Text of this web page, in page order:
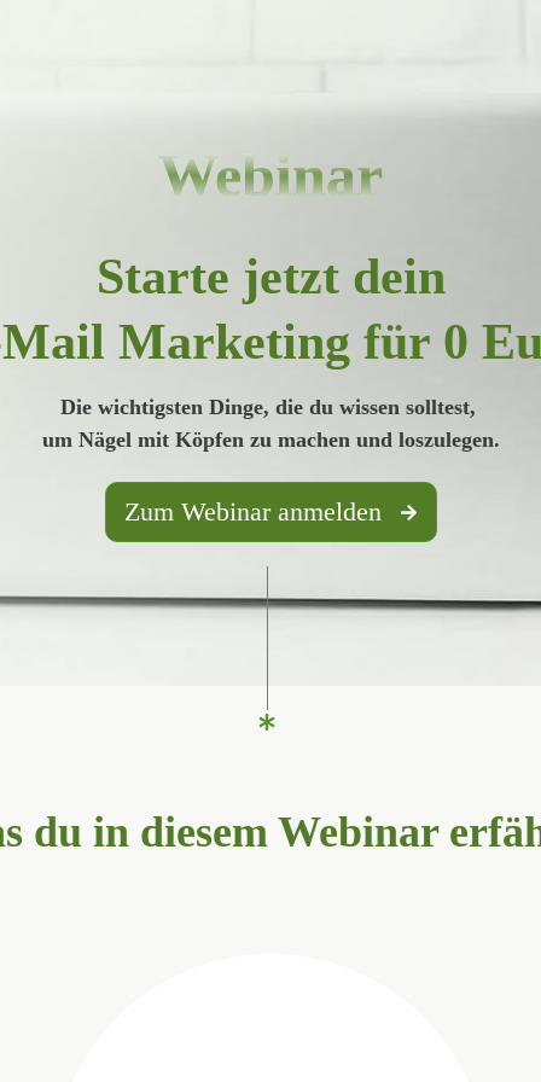
Webinar
Starte jetzt dein
Marketing für 0
Die wichtigsten Dinge, die du wissen solltest,
um Nägel mit Köpfen zu machen und loszulegen.
Zum Webinar anmelden
du in diesem Webinar